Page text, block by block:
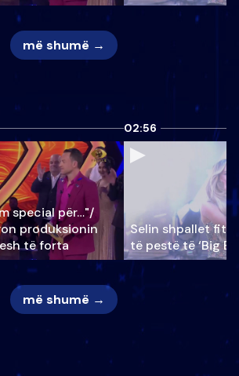
më shumë →
special për…"/
produksionin
të forta
02:56
Selin shpallet
të pestë të ‘Big
më shumë →